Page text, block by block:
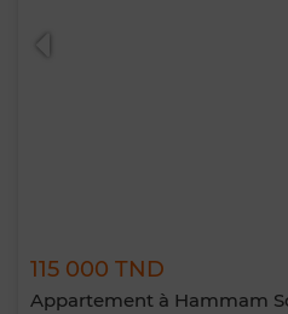
115 000 TND
Appartement à Hammam